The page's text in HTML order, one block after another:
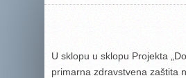
U sklopu u sklopu Projekta
primarna zdravstvena zaštita